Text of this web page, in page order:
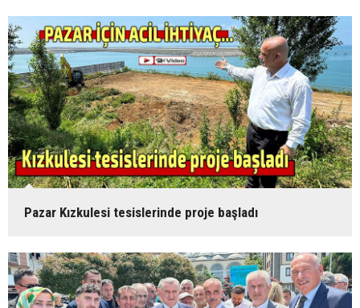
Pazar Kızkulesi tesislerinde proje başladı